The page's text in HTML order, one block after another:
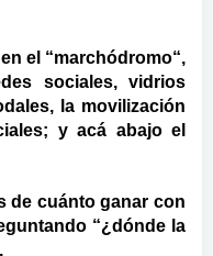
el “marchódromo“,
sociales, vidrios
la movilización
y acá abajo el
de cuánto ganar con
“¿dónde la